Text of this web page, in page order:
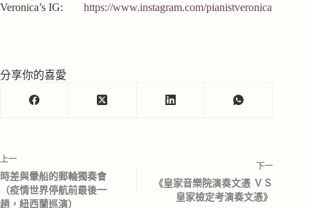
Veronica’s IG: https://www.instagram.com/pianistveronica
分享你的喜愛
上一
時差與暈船的郵輪獨奏會
（疫情世界停航前最後一
趟，紐西蘭巡演）
下一
《皇家音樂院演奏文憑 ＶＳ
皇家檢定考演奏文憑》